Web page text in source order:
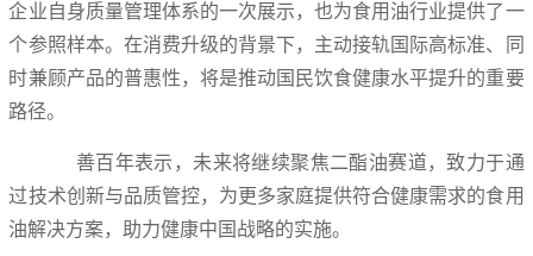
企业自身质量管理体系的一次展示，也为食用油行业提供了一
个参照样本。在消费升级的背景下，主动接轨国际高标准、同
时兼顾产品的普惠性，将是推动国民饮食健康水平提升的重要
路径。
善百年表示，未来将继续聚焦二酯油赛道，致力于通
过技术创新与品质管控，为更多家庭提供符合健康需求的食用
油解决方案，助力健康中国战略的实施。